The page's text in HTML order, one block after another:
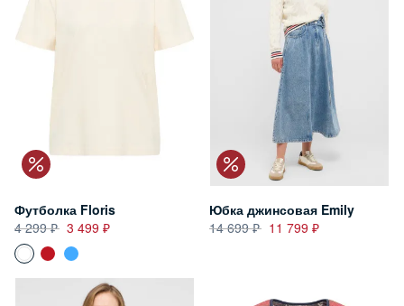
Футболка Floris
4 299
3 499
Юбка джинсовая Emily
14 699
11 799